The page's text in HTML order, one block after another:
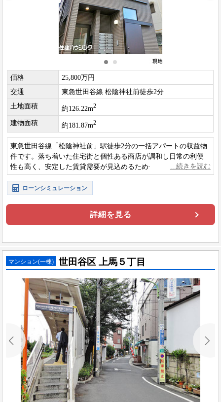
価格
25,800万円
交通
東急世田谷線 松陰神社前徒歩2分
土地面積
約126.22m2
建物面積 約181.87m2
東急世田谷線「松陰神社前」駅徒歩2分の一括アパートの収益物
件です。落ち着いた住宅街と個性ある商店が調和し日常の利便
性も高く、安定した賃貸需要が見込めるため一括アパートは長
期的な収益確保と資産形成に適した投資物件です。
ローンシミュレーション
詳細を見る
マンション(一棟) 世田谷区 上馬５丁目